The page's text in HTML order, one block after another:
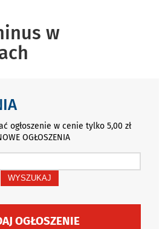
w
ogłoszenie w cenie tylko 5,00 zł
OGŁOSZENIA
WYSZUKAJ
OGŁOSZENIE